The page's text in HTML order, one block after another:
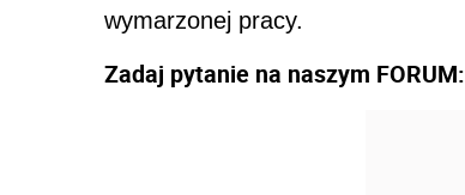
wymarzonej pracy.
Zadaj pytanie na naszym FORUM: